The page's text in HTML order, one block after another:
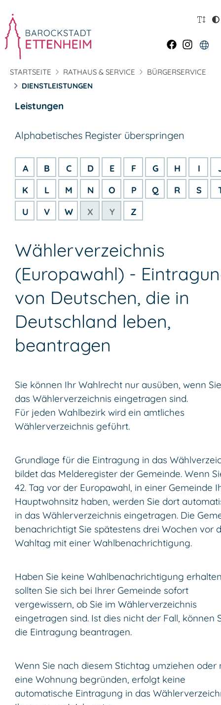
STARTSEITE RATHAUS & SERVICE
BÜRGERSERVICE
DIENSTLEISTUNGEN
Leistungen
Alphabetisches Register überspringen
A B C D E F G H I
K
L M N O P Q R S
U
V W X Y Z
Wählerverzeichnis
(Europawahl) -
von Deutschen, die in
Deutschland leben,
beantragen
Sie können Ihr Wahlrecht nur ausüben, wenn
das Wählerverzeichnis eingetragen sind.
Für jeden Wahlbezirk wird ein amtliches
Wählerverzeichnis geführt.
Grundlage für die Eintragung in das
bildet das Melderegister der Gemeinde. Wenn
42. Tag vor der Europawahl, in einer Gemeinde
Hauptwohnsitz haben, werden Sie dort
in das Wählerverzeichnis eingetragen. Die
benachrichtigt Sie spätestens drei Wochen vor
Wahltag mit einer Wahlbenachrichtigung.
Haben Sie keine Wahlbenachrichtigung
sollten Sie sich bei Ihrer Gemeinde sofort
vergewissern, ob Sie im Wählerverzeichnis
eingetragen sind. Ist dies nicht der Fall, können
die Eintragung beantragen.
Wenn Sie nach diesem Stichtag umziehen oder
eine Wohnung begründen, erfolgt keine
automatische Eintragung in das